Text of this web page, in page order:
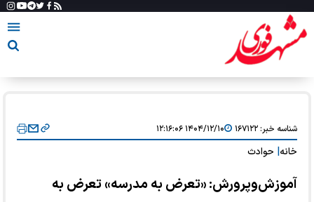
شناسه خبر:۱۶۷۱۲۲ ۱۴۰۴/۱۲/۱۰ ۱۲:۱۶:۰۶
خانه حوادث
آموزش‌وپرورش: «تعرض به مدرسه» تعرض به